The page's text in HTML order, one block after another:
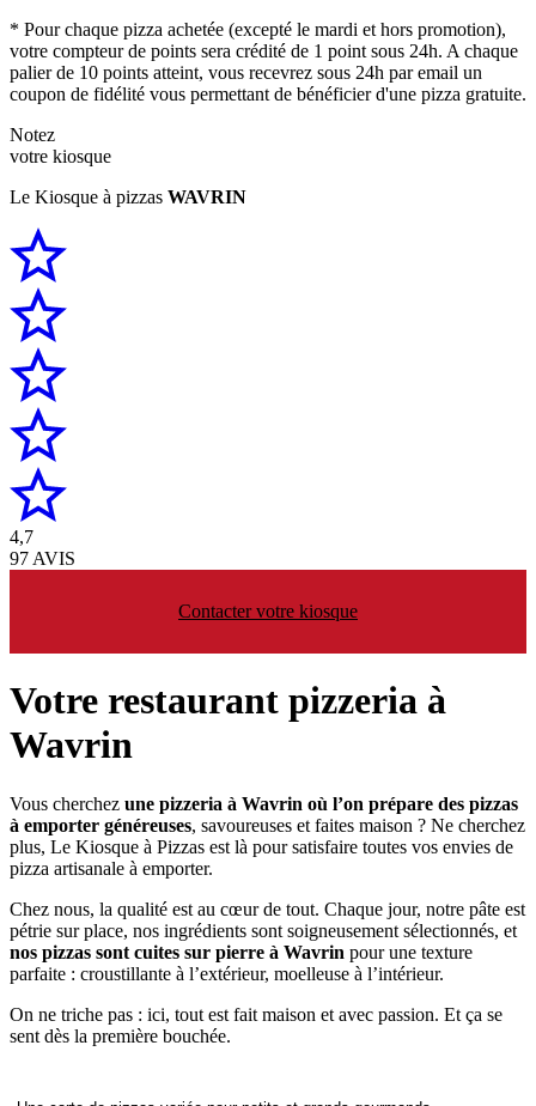
* Pour chaque pizza achetée (excepté le mardi et hors promotion),
votre compteur de points sera crédité de 1 point sous 24h. A chaque
palier de 10 points atteint, vous recevrez sous 24h par email un
coupon de fidélité vous permettant de bénéficier d'une pizza gratuite.
Notez
votre kiosque
Le Kiosque à pizzas WAVRIN
4,7
97 AVIS
Contacter votre kiosque
Votre restaurant pizzeria à
Wavrin
Vous cherchez une pizzeria à Wavrin où l’on prépare des pizzas
à emporter généreuses, savoureuses et faites maison ? Ne cherchez
plus, Le Kiosque à Pizzas est là pour satisfaire toutes vos envies de
pizza artisanale à emporter.
Chez nous, la qualité est au cœur de tout. Chaque jour, notre pâte est
pétrie sur place, nos ingrédients sont soigneusement sélectionnés, et
nos pizzas sont cuites sur pierre à Wavrin pour une texture
parfaite : croustillante à l’extérieur, moelleuse à l’intérieur.
On ne triche pas : ici, tout est fait maison et avec passion. Et ça se
sent dès la première bouchée.